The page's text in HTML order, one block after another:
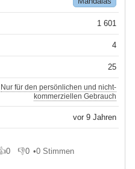
1 601
4
25
Nur für den persönlichen und nicht-
kommerziellen Gebrauch
vor 9 Jahren
0 mir
👎0
Gefällt mir nicht
•0 Stimmen